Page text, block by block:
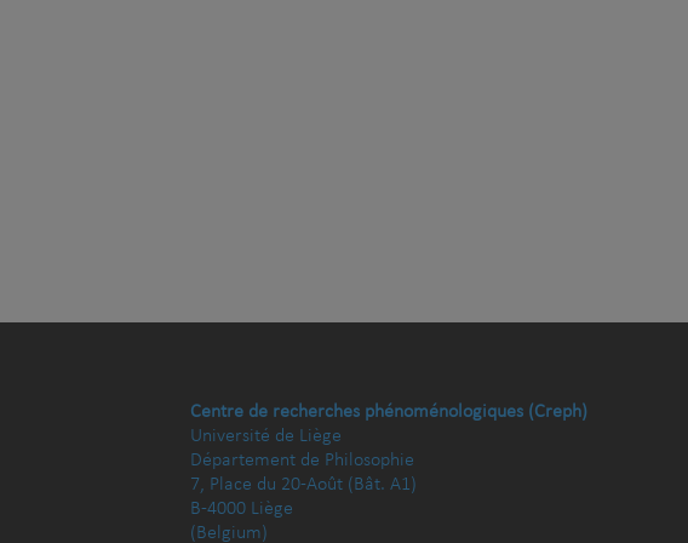
Centre de recherches phénoménologiques (Creph)
Université de Liège
Département de Philosophie
7, Place du 20-Août (Bât. A1)
B-4000 Liège
(Belgium)